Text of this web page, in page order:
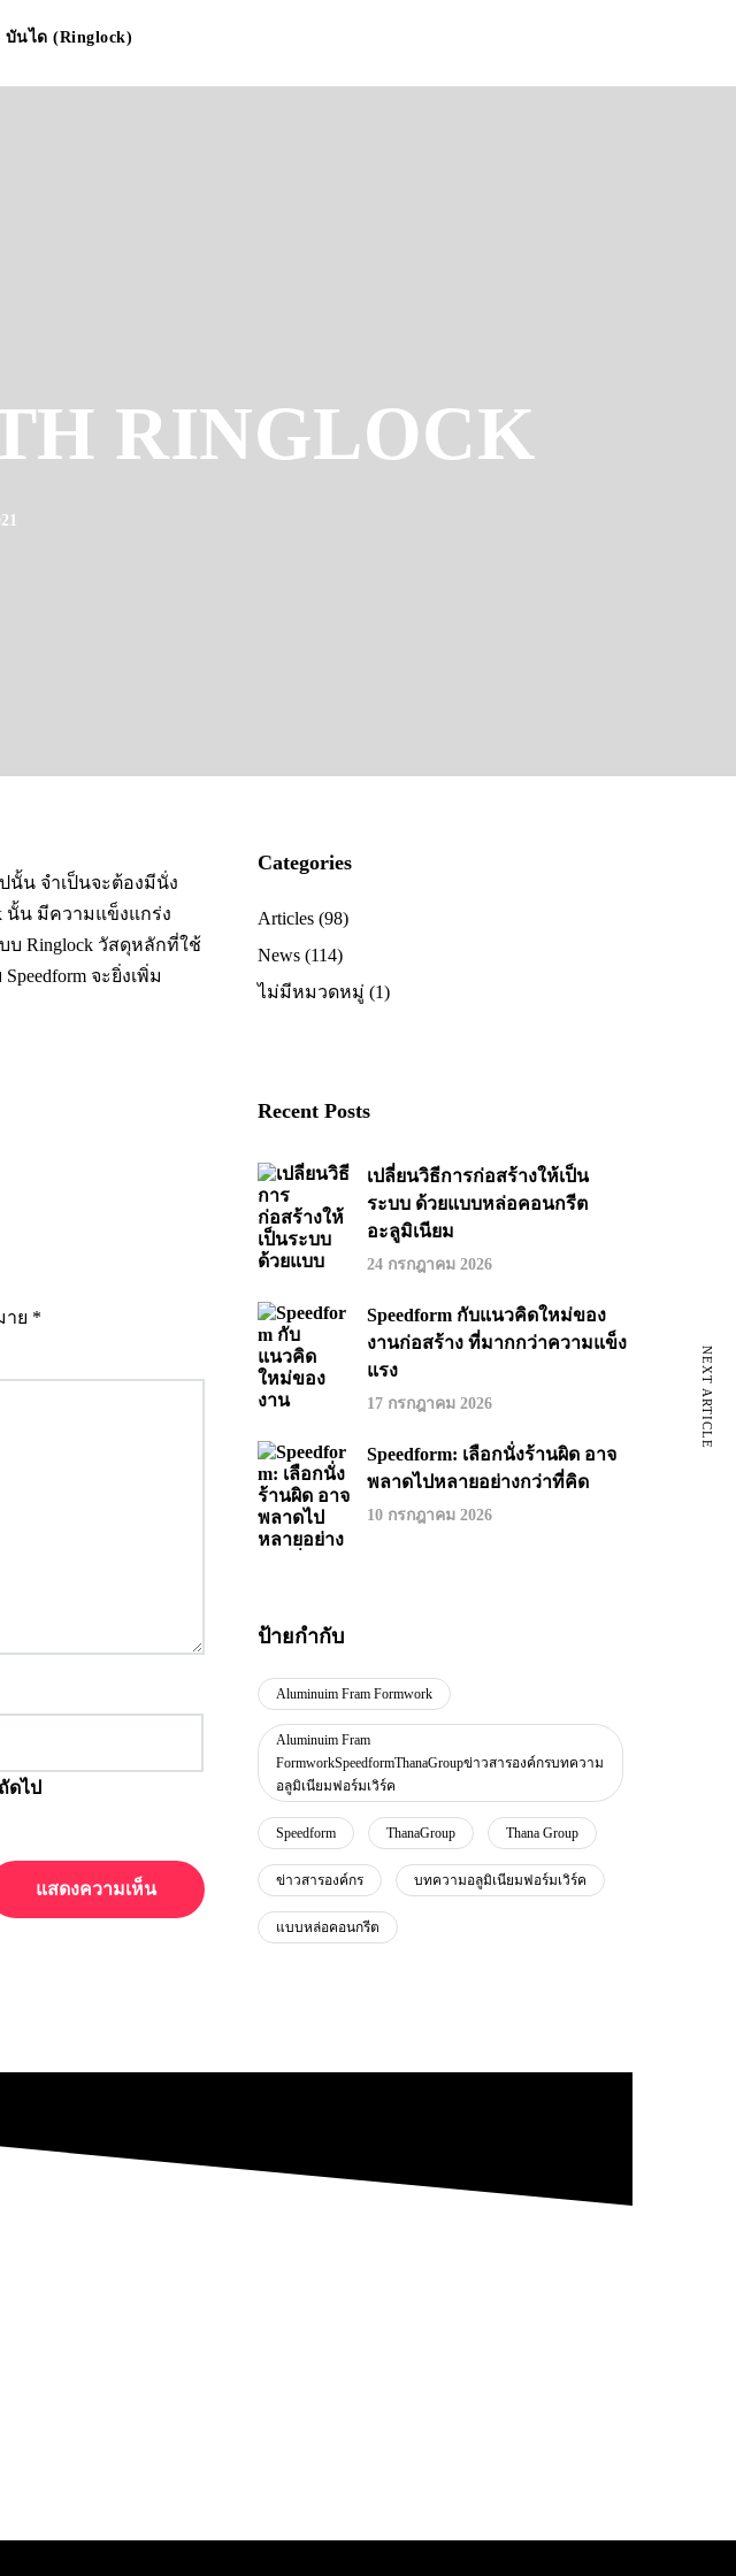
บันได (Ringlock)
RINGLOCK
นั้น จำเป็นจะต้องมีนั่ง
นั้น มีความแข็งแกร่ง
Ringlock วัสดุหลักที่ใช้
จะยิ่งเพิ่ม
าย *
ดไป
NEXT ARTICLE
Categories
Articles (98)
News (114)
ไม่มีหมวดหมู่ (1)
Recent Posts
เปลี่ยนวิธีการก่อสร้างให้เป็น
ระบบ ด้วยแบบหล่อคอนกรีต
อะลูมิเนียม
24 กรกฎาคม 2026
Speedform กับแนวคิดใหม่ของ
งานก่อสร้าง ที่มากกว่าความแข็ง
แรง
17 กรกฎาคม 2026
Speedform: เลือกนั่งร้านผิด อาจ
พลาดไปหลายอย่างกว่าที่คิด
10 กรกฎาคม 2026
ป้ายกำกับ
Aluminuim Fram Formwork
Aluminuim Fram
FormworkSpeedformThanaGroupข่าวสารองค์กรบทความ
อลูมิเนียมฟอร์มเวิร์ค
Speedform ThanaGroup Thana Group
ข่าวสารองค์กร บทความอลูมิเนียมฟอร์มเวิร์ค
แบบหล่อคอนกรีต